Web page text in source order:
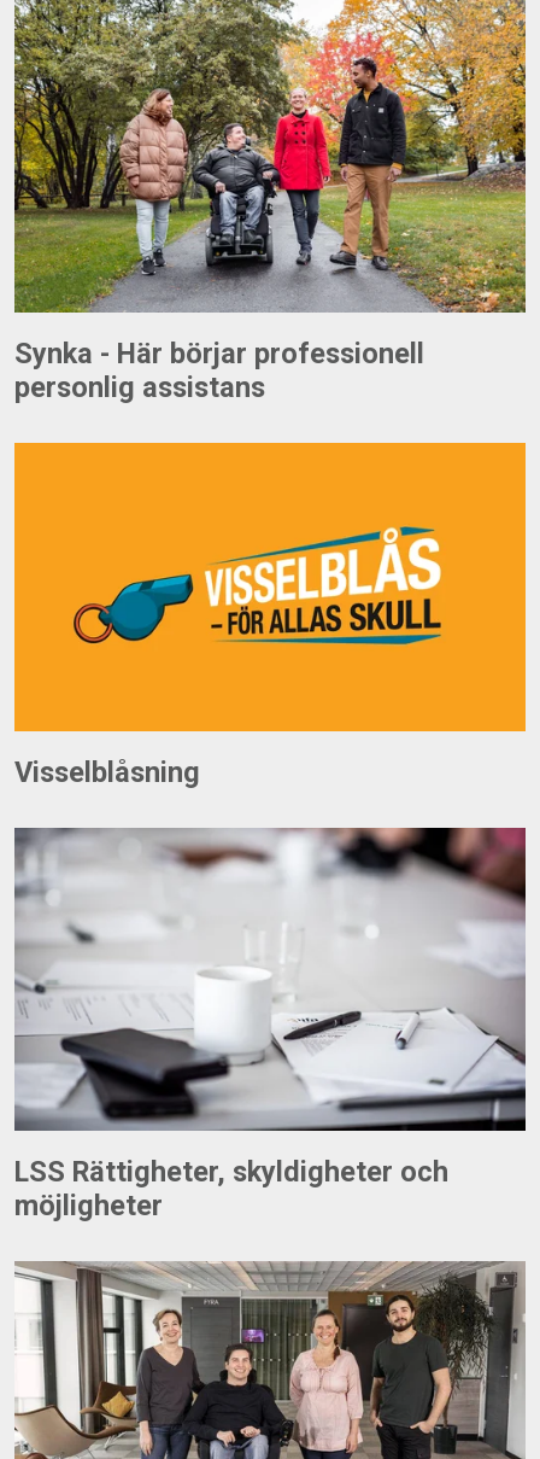
Synka - Här börjar professionell
personlig assistans
Visselblåsning
LSS Rättigheter, skyldigheter och
möjligheter